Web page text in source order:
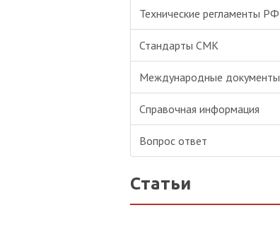
Технические регламенты РФ
Стандарты СМК
Международные документы
Справочная информация
Вопрос ответ
Статьи